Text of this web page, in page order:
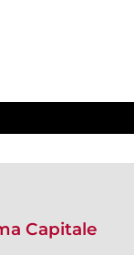
Capitale